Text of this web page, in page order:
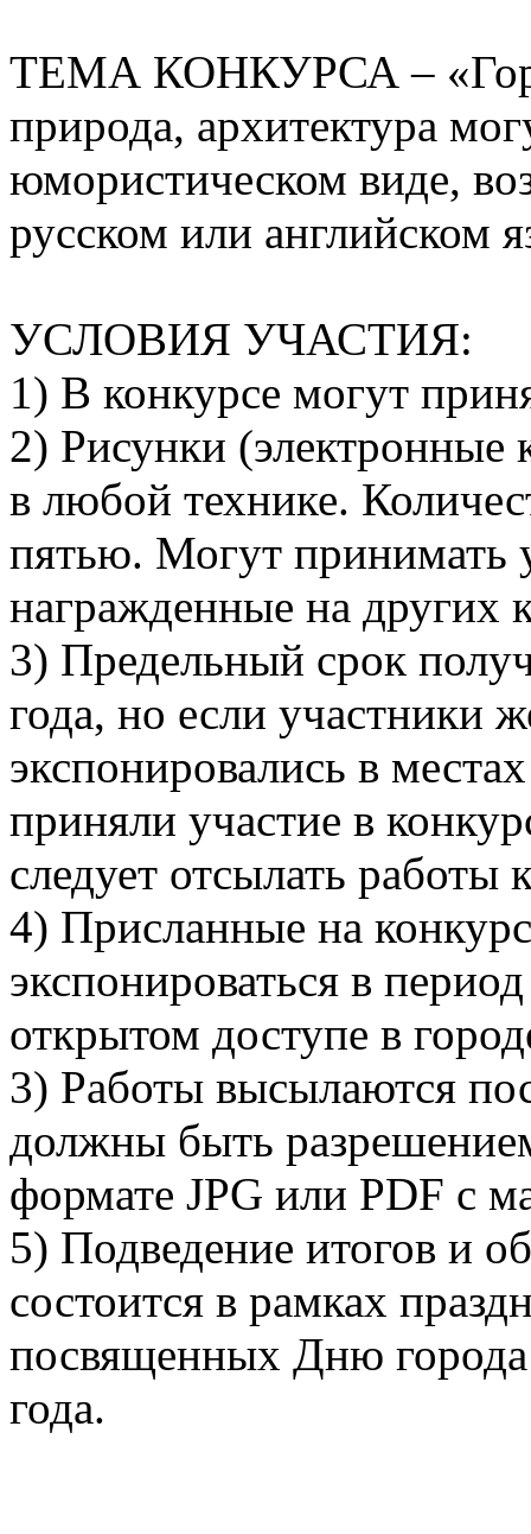
ТЕМА КОНКУРСА –
природа, архитектура
юмористическом виде,
русском или английском
УСЛОВИЯ УЧАСТИЯ:
1) В конкурсе могут
2) Рисунки
в любой технике.
пятью. Могут принимать
награжденные на других
3) Предельный срок
года, но если участники
экспонировались в
приняли участие в
следует отсылать
4) Присланные на
экспонироваться в
открытом доступе в
3) Работы высылаются
должны быть
формате JPG или PDF с
5) Подведение итогов и
состоится в рамках
посвященных Дню
года.